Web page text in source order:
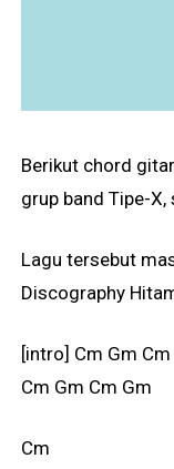
Berikut chord
grup band Tipe-
Lagu tersebut
Discography
[intro] Cm Gm Cm
Cm Gm Cm Gm
Cm